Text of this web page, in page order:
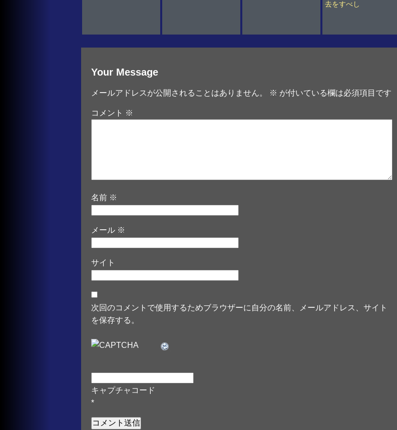
去をすべし
Your Message
メールアドレスが公開されることはありません。 ※ が付いている欄は必須項目です
コメント ※
名前 ※
メール ※
サイト
次回のコメントで使用するためブラウザーに自分の名前、メールアドレス、サイト
を保存する。
キャプチャコード
*